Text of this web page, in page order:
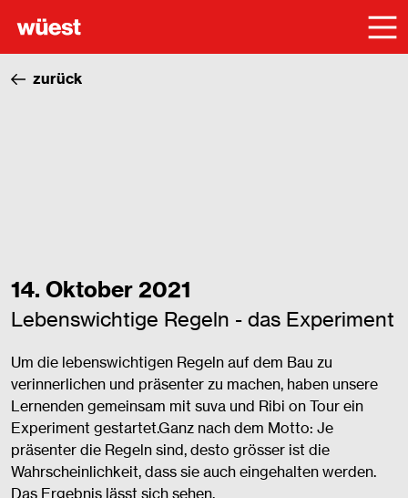
zurück
14. Oktober 2021
Lebenswichtige Regeln - das Experiment
Um die lebenswichtigen Regeln auf dem Bau zu
verinnerlichen und präsenter zu machen, haben unsere
Lernenden gemeinsam mit suva und Ribi on Tour ein
Experiment gestartet.Ganz nach dem Motto: Je
präsenter die Regeln sind, desto grösser ist die
Wahrscheinlichkeit, dass sie auch eingehalten werden.
Das Ergebnis lässt sich sehen.